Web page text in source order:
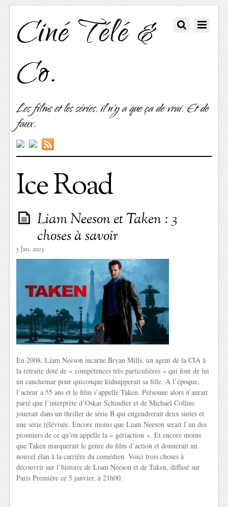
Ciné Télé &
Co.
Les films et les séries, il n'y a que ça de vrai. Et de
faux.
Ice Road
Liam Neeson et Taken : 3
choses à savoir
5 Jan. 2023
En 2008, Liam Neeson incarne Bryan Mills, un agent de la CIA à
la retraite doté de « compétences très particulières » qui font de lui
un cauchemar pour quiconque kidnapperait sa fille. A l’époque,
l’acteur a 55 ans et le film s’appelle Taken. Personne alors n’aurait
parié que l’interprète d’Oskar Schindler et de Michael Collins
jouerait dans un thriller de série B qui engendrerait deux suites et
une série télévisée. Encore moins que Liam Neeson serait l’un des
pionniers de ce qu’on appelle la « gériaction ». Et encore moins
que Taken marquerait le genre du film d’action et donnerait un
nouvel élan à la carrière du comédien. Voici trois choses à
découvrir sur l’histoire de Liam Neeson et de Taken, diffusé sur
Paris Première ce 5 janvier, à 21h00.